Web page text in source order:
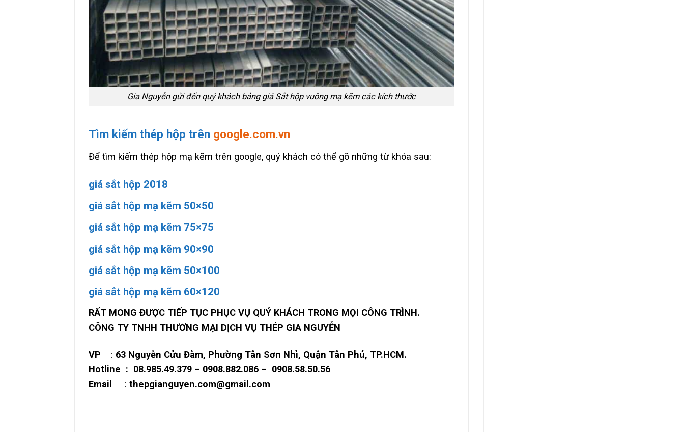
Gia Nguyễn gửi đến quý khách bảng giá Sắt hộp vuông mạ kẽm các kích thước
Tìm kiếm thép hộp trên google.com.vn
Để tìm kiếm thép hộp mạ kẽm trên google, quý khách có thể gõ những từ khóa sau:
giá sắt hộp 2018
giá sắt hộp mạ kẽm 50×50
giá sắt hộp mạ kẽm 75×75
giá sắt hộp mạ kẽm 90×90
giá sắt hộp mạ kẽm 50×100
giá sắt hộp mạ kẽm 60×120
RẤT MONG ĐƯỢC TIẾP TỤC PHỤC VỤ QUÝ KHÁCH TRONG MỌI CÔNG TRÌNH.
CÔNG TY TNHH THƯƠNG MẠI DỊCH VỤ THÉP GIA NGUYỄN
VP : 63 Nguyễn Cửu Đàm, Phường Tân Sơn Nhì, Quận Tân Phú, TP.HCM.
Hotline : 08.985.49.379 – 0908.882.086 – 0908.58.50.56
Email
:thepgianguyen.com@gmail.com